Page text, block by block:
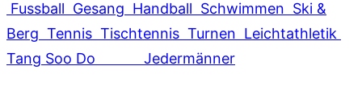
Fussball Gesang Handball Schwimmen Ski &
Berg Tennis Tischtennis Turnen Leichtathletik
Tang Soo Do
Jedermänner